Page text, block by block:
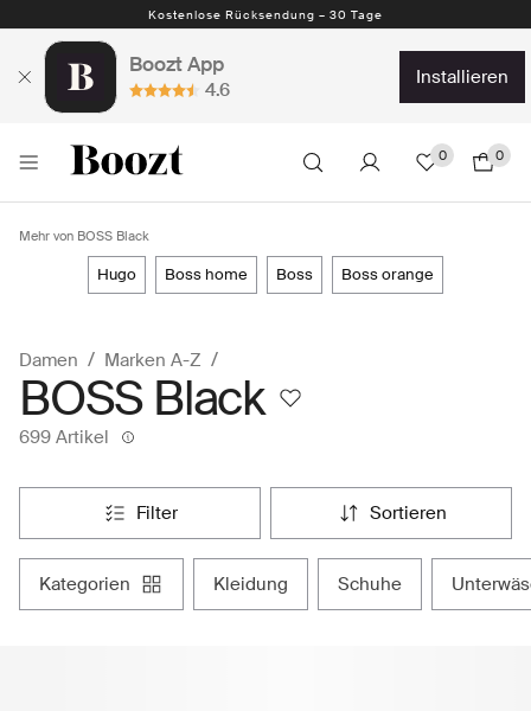
Kostenlose Rücksendung – 30 Tage
Boozt App
4.6
installieren
0 0
Mehr von BOSS Black
hugo boss home boss boss orange
Damen Marken A-Z
BOSS Black
699 Artikel
filter sortieren
kategorien kleidung schuhe